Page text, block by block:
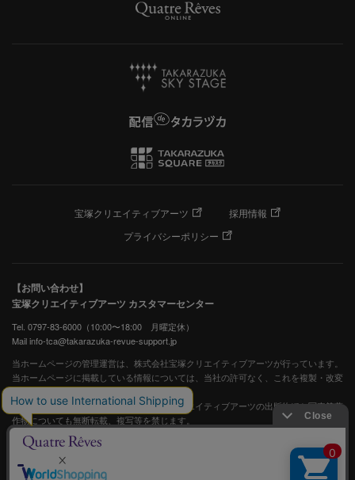
宝塚クリエイティブアーツ
採用情報
プライバシーポリシー
【お問い合わせ】
宝塚クリエイティブアーツ カスタマーセンター
Tel. 0797-83-6000（10:00〜18:00 月曜定休）
Mail info-tca@takarazuka-revue-support.jp
当ホームページの管理運営は、株式会社宝塚クリエイティブアーツが行っています。
当ホームページに掲載している情報については、当社の許可なく、これを複製・改変
することを固く禁止します。
また、阪急電鉄並びに宝塚歌劇団、宝塚クリエイティブアーツの出版物ほか写真等著
作物についても無断転載、複写等を禁じます。
宝塚歌劇公式ホームページ
JASRAC許諾番号：S0507081515